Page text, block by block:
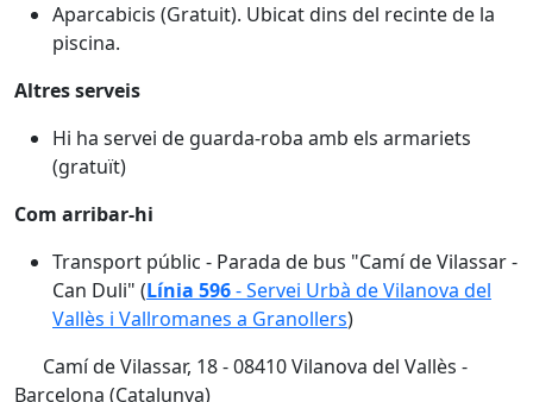
Aparcabicis (Gratuit). Ubicat dins del recinte de la
piscina.
Altres serveis
Hi ha servei de guarda-roba amb els armariets
(gratuït)
Com arribar-hi
Transport públic - Parada de bus "Camí de Vilassar -
Can Duli" (Línia 596- Servei Urbà de Vilanova del
Vallès i Vallromanes a Granollers)
Camí de Vilassar, 18 - 08410 Vilanova del Vallès -
Barcelona (Catalunya)